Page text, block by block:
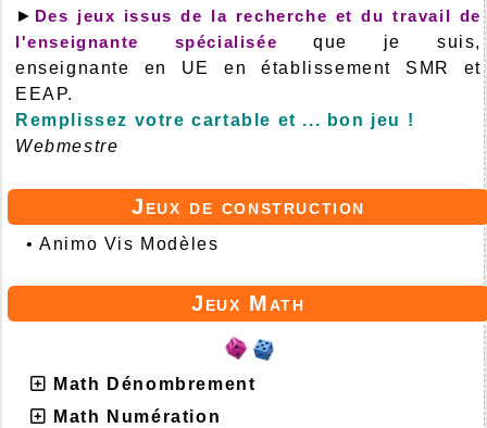
► Des jeux issus de la recherche et du travail de
l'enseignante spécialisée que je suis,
enseignante en UE en établissement SMR et
EEAP.
Remplissez votre cartable et ... bon jeu !
Webmestre
Jeux de construction
•Animo Vis Modèles
Jeux Math
Math Dénombrement
Math Numération